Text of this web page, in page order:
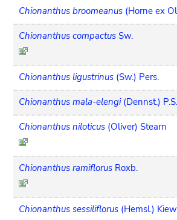
Chionanthus broomeanus (Horne ex
Chionanthus compactus Sw.
Chionanthus ligustrinus (Sw.) Pers.
Chionanthus mala-elengi (Dennst.)
Chionanthus niloticus (Oliver) Stearn
Chionanthus ramiflorus Roxb.
Chionanthus sessiliflorus (Hemsl.) Kiew